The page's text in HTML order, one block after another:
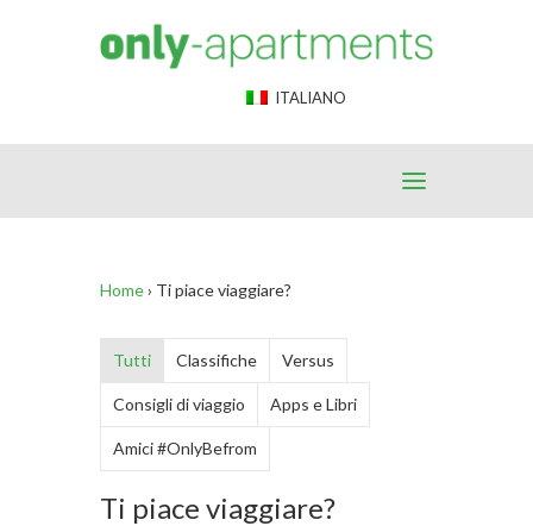
ITALIANO
Home› Ti piace viaggiare?
Tutti Classifiche Versus
Consigli di viaggio Apps e Libri
Amici #OnlyBefrom
Ti piace viaggiare?